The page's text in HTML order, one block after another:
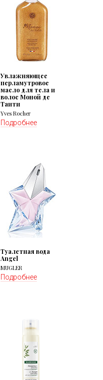
Увлажняющее
перламутровое
масло для тела и
волос Моной де
Таити
Yves Rocher
Подробнее
Туалетная вода
Angel
MUGLER
Подробнее